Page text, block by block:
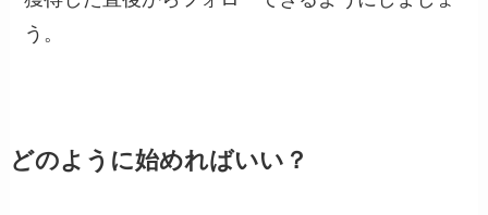
う。
どのように始めればいい？